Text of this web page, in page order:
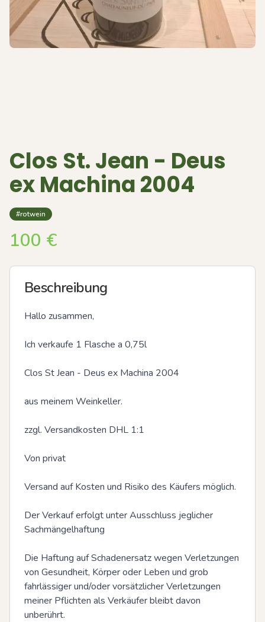
Clos St. Jean - Deus
ex Machina 2004
#rotwein
100 €
Beschreibung
Hallo zusammen,
Ich verkaufe 1 Flasche a 0,75l
Clos St Jean - Deus ex Machina 2004
aus meinem Weinkeller.
zzgl. Versandkosten DHL 1:1
Von privat
Versand auf Kosten und Risiko des Käufers möglich.
Der Verkauf erfolgt unter Ausschluss jeglicher
Sachmängelhaftung
Die Haftung auf Schadenersatz wegen Verletzungen
von Gesundheit, Körper oder Leben und grob
fahrlässiger und/oder vorsätzlicher Verletzungen
meiner Pflichten als Verkäufer bleibt davon
unberührt.